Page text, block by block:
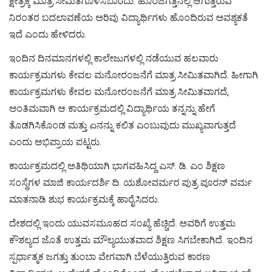
ನಿರಂತರ ಬದಲಾವಣೆಯ ಅರಿವು ವಿದ್ಯಾರ್ಥಿಗಳು ಹೊಂದಿರುವ ಅವಶ್ಯಕತೆ
ಇದೆ ಎಂದು ಹೇಳಿದರು.
ಇಂದಿನ ದಿನಮಾನಗಳಲ್ಲಿ ಕಾಲೇಜುಗಳಲ್ಲಿ ನಡೆಯುವ ಹಲವಾರು
ಕಾರ್ಯಕ್ರಮಗಳು ಕೇವಲ ಮನೋರಂಜನೆಗೆ ಮಾತ್ರ ಸೀಮಿತವಾಗಿದೆ. ಹೀಗಾಗಿ
ಕಾರ್ಯಕ್ರಮಗಳು ಕೇವಲ ಮನೋರಂಜನೆಗೆ ಮಾತ್ರ ಸೀಮಿತವಾಗದೆ,
ಅಂತಿಮವಾಗಿ ಆ ಕಾರ್ಯಕ್ರಮದಲ್ಲಿ ವಿದ್ಯಾರ್ಥಿಯ ತನ್ನನ್ನು ಹೇಗೆ
ತೊಡಗಿಸಿಕೊಂಡ ಮತ್ತು ಏನನ್ನು ಕಲಿತ ಎಂಬುವುದು ಮುಖ್ಯವಾಗುತ್ತದೆ
ಎಂದು ಅಭಿಪ್ರಾಯ ಪಟ್ಟರು.
ಕಾರ್ಯಕ್ರಮದಲ್ಲಿ ಅತಿಥಿಯಾಗಿ ಭಾಗವಹಿಸಿದ್ದ ಎಸ್. ಡಿ. ಎಂ ಶಿಕ್ಷಣ
ಸಂಸ್ಥೆಗಳ ಮಾಜಿ ಕಾರ್ಯದರ್ಶಿ ದಿ. ಯಶೋವರ್ಮರ ಪುತ್ರ ಪೂರನ್ ವರ್ಮ
ಮಾತನಾಡಿ ಶುಭ ಕಾರ್ಯಕ್ರಮಕ್ಕೆ ಹಾರೈಸಿದರು.
ದೇಶದಲ್ಲಿ ಇಂದು ಯುವಸಮೂಹದ ಸಂಖ್ಯೆ ಹೆಚ್ಚಿದೆ. ಅವರಿಗೆ ಉತ್ತಮ
ಕೌಶಲ್ಯದ ಜೊತೆ ಉತ್ತಮ ಮೌಲ್ಯಯುತವಾದ ಶಿಕ್ಷಣ ಸಿಗಬೇಕಾಗಿದೆ. ಇಂದಿನ
ಸ್ಪರ್ಧಾತ್ಮಕ ಜಗತ್ತು ತುಂಬಾ ವೇಗವಾಗಿ ಬೆಳೆಯುತ್ತಿರುವ ಕಾರಣ